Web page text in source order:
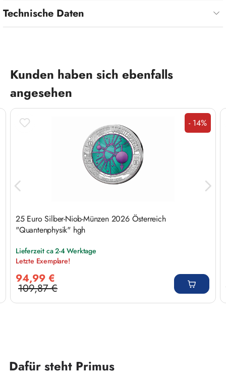
Technische Daten
Produktgalerie überspringen
Kunden haben sich ebenfalls
angesehen
Rabatt
- 14%
25 Euro Silber-Niob-Münzen 2026 Österreich
"Quantenphysik" hgh
Lieferzeit ca 2-4 Werktage
Letzte Exemplare!
94,99 €
Regulärer Preis:
109,87 €
Dafür steht Primus